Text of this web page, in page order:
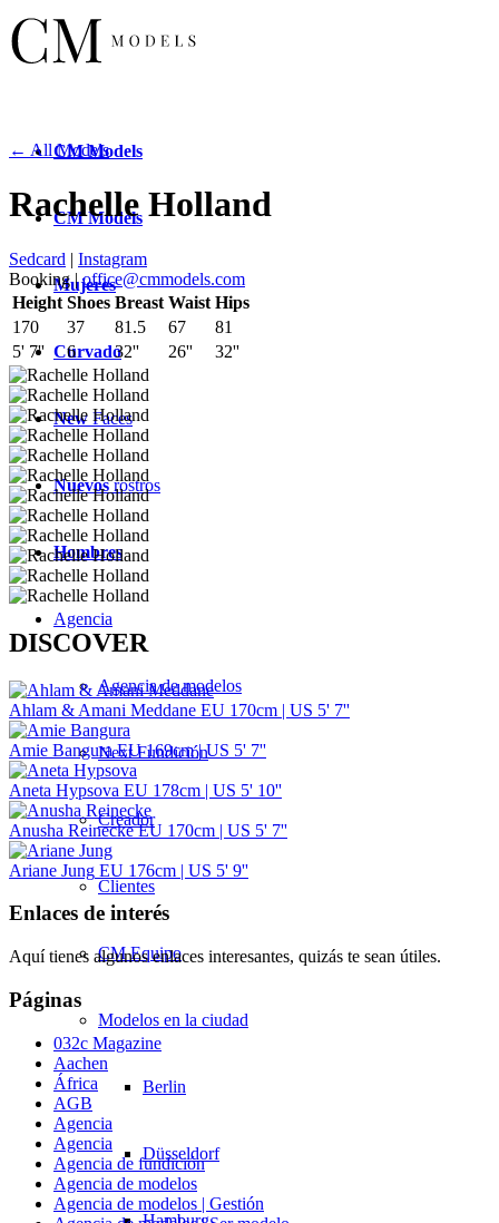
CMModels
CMModels
Mujeres
Curvado
New Faces
Nuevosrostros
Hombres
Agencia
Agencia de modelos
Next Fundición
Creador
Clientes
CM Equipo
Modelos en la ciudad
Berlin
Düsseldorf
← All Models
Rachelle Holland
Sedcard | Instagram
Booking |office@cmmodels.com
Height Shoes Breast Waist Hips
170
37 81.5 67
81
5' 7''
6 32'' 26'' 32''
DISCOVER
Ahlam & Amani Meddane EU 170cm | US 5' 7''
Amie Bangura EU 169cm | US 5' 7''
Aneta Hypsova EU 178cm | US 5' 10''
Anusha Reinecke EU 170cm | US 5' 7''
Ariane Jung EU 176cm | US 5' 9''
Enlaces de interés
Aquí tienes algunos enlaces interesantes, quizás te sean útiles.
Páginas
032c Magazine
Aachen
África
AGB
Agencia
Agencia
Agencia de fundición
Agencia de modelos
Agencia de modelos | Gestión